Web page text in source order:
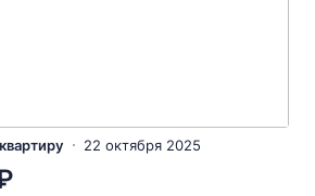
22 октября 2025